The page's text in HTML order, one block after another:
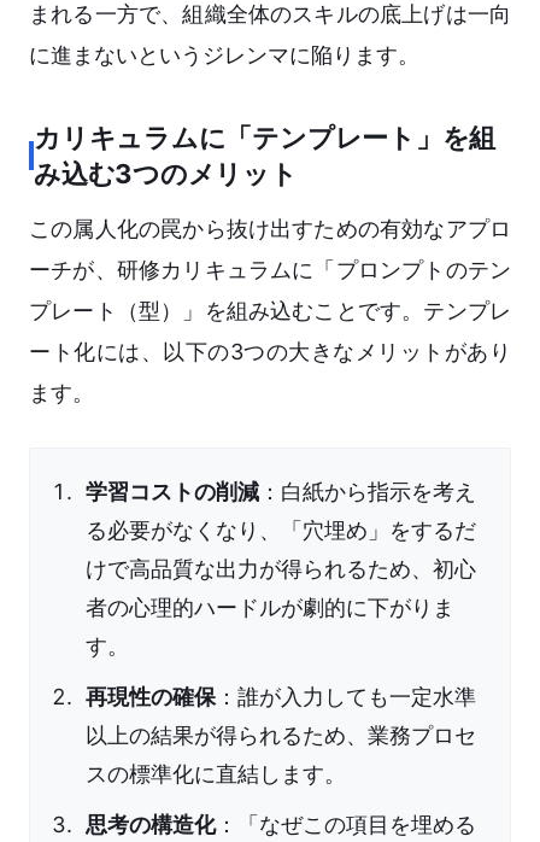
まれる一方で、組織全体のスキルの底上げは一向
に進まないというジレンマに陥ります。
カリキュラムに「テンプレート」を組
み込む3つのメリット
この属人化の罠から抜け出すための有効なアプロ
ーチが、研修カリキュラムに「プロンプトのテン
プレート（型）」を組み込むことです。テンプレ
ート化には、以下の3つの大きなメリットがあり
ます。
学習コストの削減 ：白紙から指示を考え
る必要がなくなり、「穴埋め」をするだ
けで高品質な出力が得られるため、初心
者の心理的ハードルが劇的に下がりま
す。
再現性の確保 ：誰が入力しても一定水準
以上の結果が得られるため、業務プロセ
スの標準化に直結します。
思考の構造化：「なぜこの項目を埋める